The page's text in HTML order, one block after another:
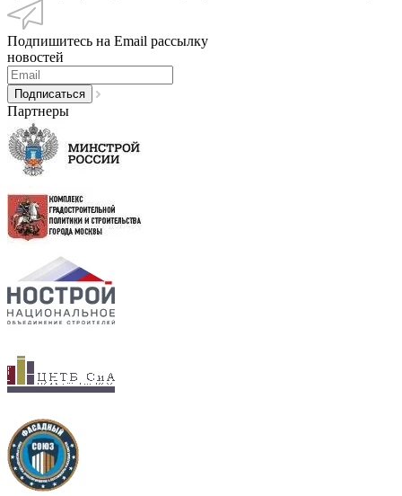
Подпишитесь на Email рассылку
новостей
Партнеры